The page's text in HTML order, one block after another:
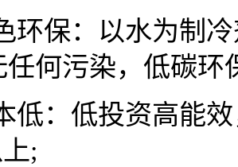
环保：以水为制
任何污染，低碳环
低：低投资高能
;